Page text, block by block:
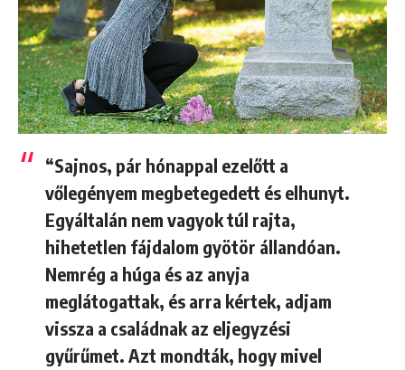
“Sajnos, pár hónappal ezelőtt a
vőlegényem megbetegedett és elhunyt.
Egyáltalán nem vagyok túl rajta,
hihetetlen fájdalom gyötör állandóan.
Nemrég a húga és az anyja
meglátogattak, és arra kértek, adjam
vissza a családnak az eljegyzési
gyűrűmet. Azt mondták, hogy mivel